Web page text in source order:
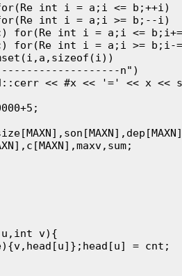
int i = a;i <= b;++i)
for(Re int i = a;i >= b;--i)
for(Re int i = a;i <=
for(Re int i = a;i >= b;i-
n")
<< #x << '=' << x <<
u,int v){
= cnt;